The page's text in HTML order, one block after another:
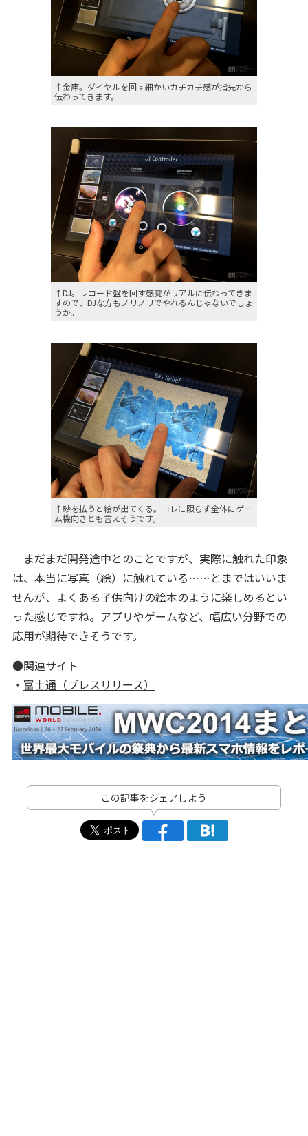
↑金庫。ダイヤルを回す細かいカチカチ感が指先から
伝わってきます。
↑DJ。レコード盤を回す感覚がリアルに伝わってきま
すので、DJな方もノリノリでやれるんじゃないでしょ
うか。
↑砂を払うと絵が出てくる。コレに限らず全体にゲー
ム機向きとも言えそうです。
まだまだ開発途中とのことですが、実際に触れた印象
は、本当に写真（絵）に触れている……とまではいいま
せんが、よくある子供向けの絵本のように楽しめるとい
った感じですね。アプリやゲームなど、幅広い分野での
応用が期待できそうです。
●関連サイト
・ 富士通（プレスリリース）
この記事をシェアしよう